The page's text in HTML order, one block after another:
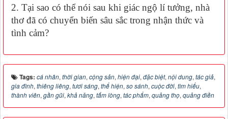
2. Tại sao có thể nói sau khi giác ngộ lí tưởng, nhà
thơ đã có chuyển biến sâu sắc trong nhận thức và
tình cảm?
Tags: cá nhân, thời gian, cộng sản, hiện đại, đặc biệt, nội dung, tác giả,
gia đình, thiêng liêng, tươi sáng, thể hiện, so sánh, cuộc đời, tìm hiểu,
thành viên, gần gũi, khả năng, tấm lòng, tác phẩm, quảng thọ, quảng điền